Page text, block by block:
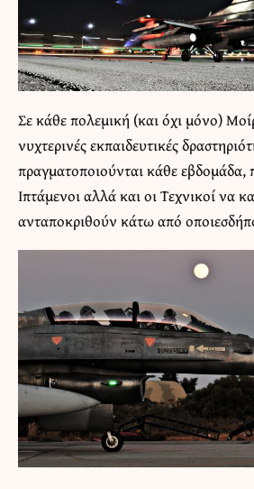
Σε κάθε πολεμική (και όχι μόνο)
νυχτερινές εκπαιδευτικές
πραγματοποιούνται κάθε εβδομάδα,
Ιπτάμενοι αλλά και οι Τεχνικοί να
ανταποκριθούν κάτω από